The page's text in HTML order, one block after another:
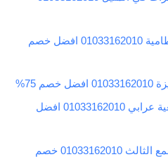
شركة مكافحة حشرات في القطامية 01033162010 افضل خصم
شركة مكافحة حشرات في جمعية عرابي 01033162010 افضل
شركة مكافحة حشرات في التجمع الثالث 01033162010 خصم